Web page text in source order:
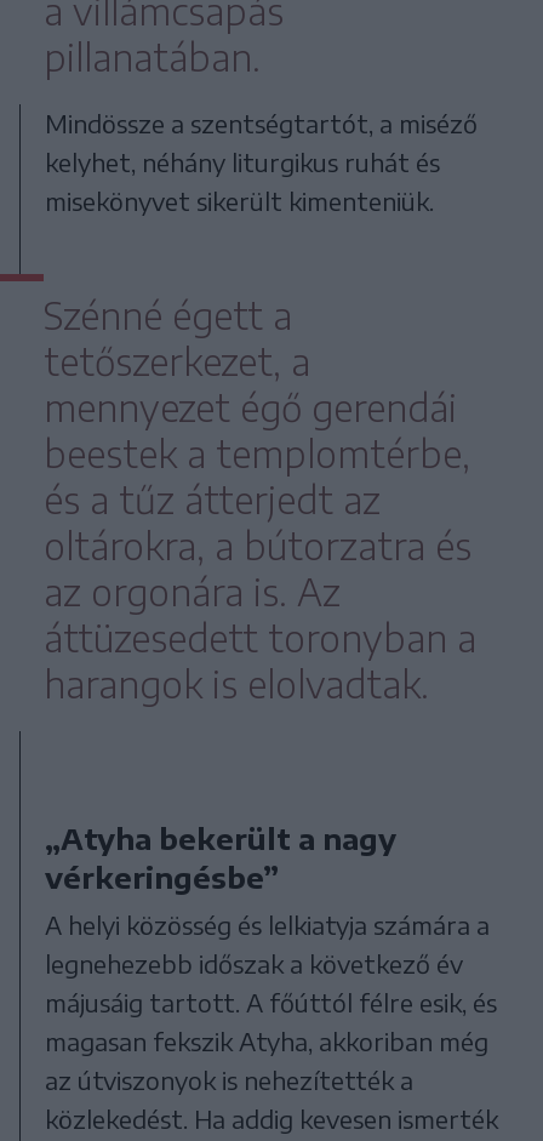
a villámcsapás
pillanatában.
Mindössze a szentségtartót, a miséző
kelyhet, néhány liturgikus ruhát és
misekönyvet sikerült kimenteniük.
Szénné égett a
tetőszerkezet, a
mennyezet égő gerendái
beestek a templomtérbe,
és a tűz átterjedt az
oltárokra, a bútorzatra és
az orgonára is. Az
áttüzesedett toronyban a
harangok is elolvadtak.
„Atyha bekerült a nagy
vérkeringésbe”
A helyi közösség és lelkiatyja számára a
legnehezebb időszak a következő év
májusáig tartott. A főúttól félre esik, és
magasan fekszik Atyha, akkoriban még
az útviszonyok is nehezítették a
közlekedést. Ha addig kevesen ismerték